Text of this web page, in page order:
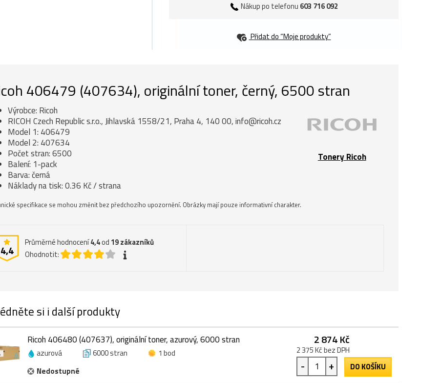
Nákup po telefonu 603 716 092
Přidat do “Moje produkty”
406479 (407634), originální toner, černý, 6500 stran
Tonery Ricoh
Výrobce: Ricoh
RICOH Czech Republic s.r.o., Jihlavská 1558/21, Praha 4, 140 00, info@ricoh.cz
Model 1: 406479
Model 2: 407634
Počet stran: 6500
Balení: 1-pack
Barva: černá
Náklady na tisk: 0.36 Kč / strana
specifikace se mohou změnit bez předchozího upozornění. Obrázky mají pouze informativní charakter.
4,4
Průměrné hodnocení4,4od 19zákazníků
Ohodnotit:
si i další produkty
Ricoh 406480 (407637), originální toner, azurový, 6000 stran
azurová 6000 stran
1 bod
Nedostupné
2 874 Kč
2 375 Kč bez DPH
- + DO KOŠÍKU